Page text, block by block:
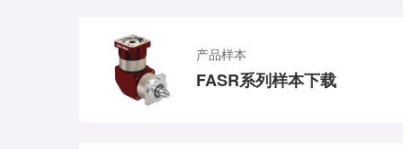
产品样本
FASR系列样本下载